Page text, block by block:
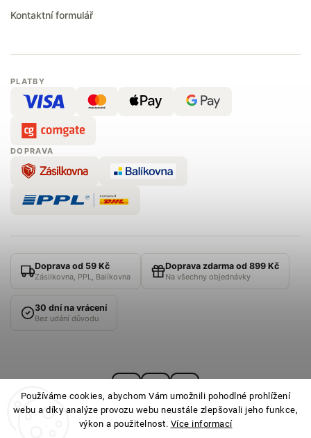
Používáme cookies, abychom Vám umožnili pohodlné prohlížení
webu a díky analýze provozu webu neustále zlepšovali jeho funkce,
výkon a použitelnost. Více informací
Kontaktní formulář
PLATBY
DOPRAVA
Doprava od 59 Kč
Zásilkovna, PPL, Balíkovna
Doprava zdarma od 899 Kč
Na všechny objednávky
30 dní na vrácení
Bez udání důvodu